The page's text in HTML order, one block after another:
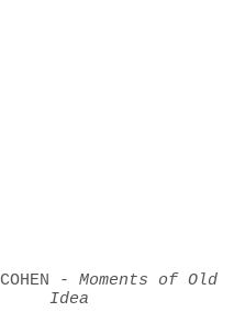
- Moments of Old
Idea